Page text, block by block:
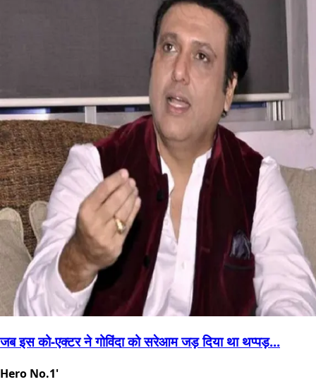
जब इस को-एक्टर ने गोविंदा को सरेआम जड़ दिया था थप्पड़...
Hero No.1'